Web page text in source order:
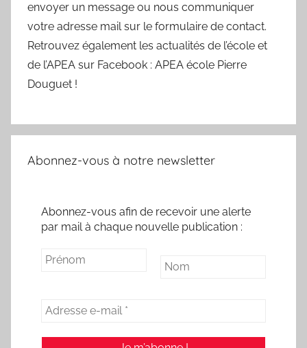
envoyer un message ou nous communiquer
votre adresse mail sur le formulaire de contact.
Retrouvez également les actualités de l’école et
de l’APEA sur Facebook : APEA école Pierre
Douguet !
Abonnez-vous à notre newsletter
Abonnez-vous afin de recevoir une alerte
par mail à chaque nouvelle publication :